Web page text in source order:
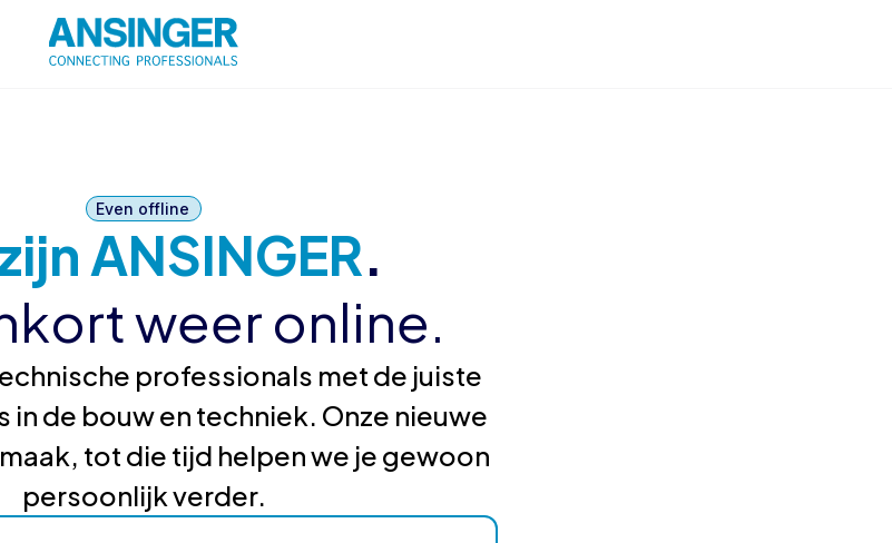
Even offline
ANSINGER.
weer online.
professionals met de juiste
de bouw en techniek. Onze nieuwe
tot die tijd helpen we je gewoon
persoonlijk verder.